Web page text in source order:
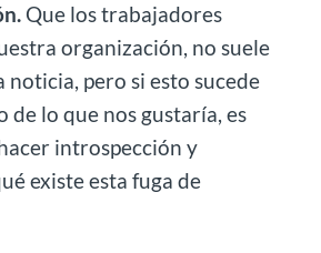
Que los trabajadores
organización, no suele
noticia, pero si esto sucede
de lo que nos gustaría, es
introspección y
existe esta fuga de